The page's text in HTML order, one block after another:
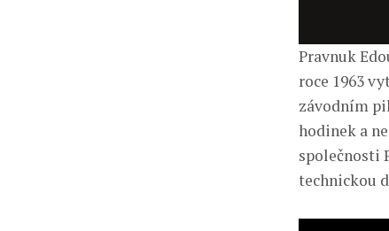
Pravnuk
roce 1963
závodním
hodinek a
společnosti
technickou